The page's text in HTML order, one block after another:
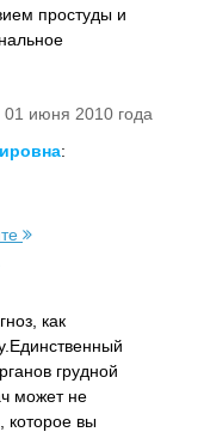
простуды и
01 июня 2010 года
:
как
грудной
может не
которое вы